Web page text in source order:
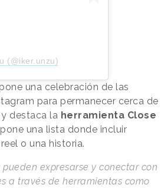
(@iker.unzu)
una celebración de las
para permanecer cerca de
destaca la herramienta Close
una lista donde incluir
o una historia.
expresarse y conectar con
a través de herramientas como